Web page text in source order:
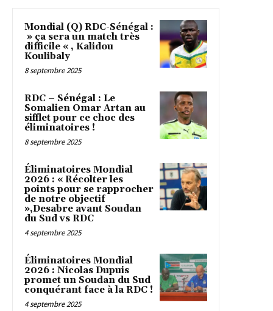
Mondial (Q) RDC-Sénégal :
» ça sera un match très
difficile « , Kalidou
Koulibaly
8 septembre 2025
RDC – Sénégal : Le
Somalien Omar Artan au
sifflet pour ce choc des
éliminatoires !
8 septembre 2025
Éliminatoires Mondial
2026 : « Récolter les
points pour se rapprocher
de notre objectif
»,Desabre avant Soudan
du Sud vs RDC
4 septembre 2025
Éliminatoires Mondial
2026 : Nicolas Dupuis
promet un Soudan du Sud
conquérant face à la RDC !
4 septembre 2025